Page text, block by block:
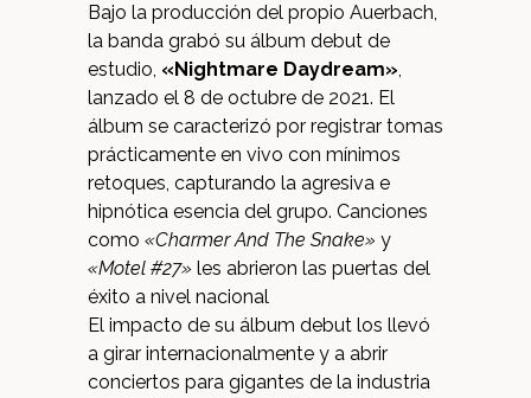
Bajo la producción del propio Auerbach,
la banda grabó su álbum debut de
estudio, «Nightmare Daydream»,
lanzado el 8 de octubre de 2021. El
álbum se caracterizó por registrar tomas
prácticamente en vivo con mínimos
retoques, capturando la agresiva e
hipnótica esencia del grupo. Canciones
como «Charmer And The Snake» y
«Motel #27» les abrieron las puertas del
éxito a nivel nacional
El impacto de su álbum debut los llevó
a girar internacionalmente y a abrir
conciertos para gigantes de la industria